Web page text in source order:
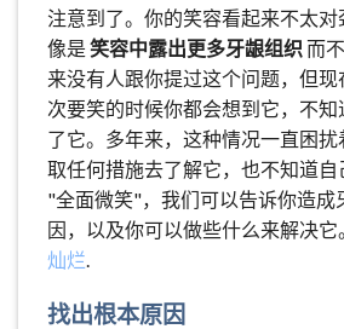
注意到了。你的笑容看起来不太
像是 笑容中露出更多牙龈组织 而
来没有人跟你提过这个问题，但
次要笑的时候你都会想到它，不
了它。多年来，这种情况一直困
取任何措施去了解它，也不知道
"全面微笑"，我们可以告诉你造成
因，以及你可以做些什么来解决它
灿烂.
找出根本原因